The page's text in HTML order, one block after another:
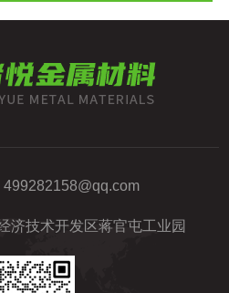
499282158@qq.com
济技术开发区蒋官屯工业园